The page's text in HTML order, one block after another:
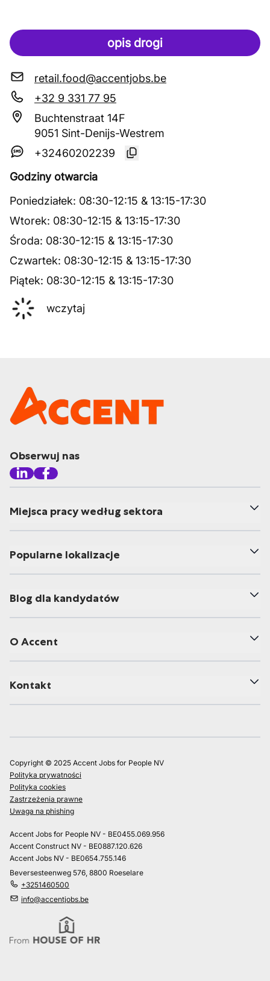
opis drogi
retail.food@accentjobs.be
+32 9 331 77 95
Buchtenstraat 14F
9051 Sint-Denijs-Westrem
+32460202239
Godziny otwarcia
Poniedziałek: 08:30-12:15 & 13:15-17:30
Wtorek: 08:30-12:15 & 13:15-17:30
Środa: 08:30-12:15 & 13:15-17:30
Czwartek: 08:30-12:15 & 13:15-17:30
Piątek: 08:30-12:15 & 13:15-17:30
wczytaj
Obserwuj nas
Miejsca pracy według sektora
Popularne lokalizacje
Blog dla kandydatów
O Accent
Kontakt
Copyright © 2025 Accent Jobs for People NV
Polityka prywatności
Polityka cookies
Zastrzeżenia prawne
Uwaga na phishing
Accent Jobs for People NV - BE0455.069.956
Accent Construct NV - BE0887.120.626
Accent Jobs NV - BE0654.755.146
Beversesteenweg 576, 8800 Roeselare
+3251460500
info@accentjobs.be